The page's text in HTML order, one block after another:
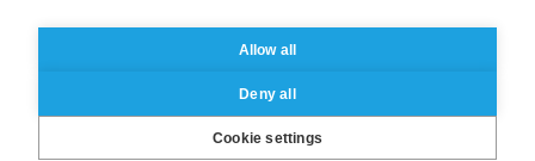
Business School
Mentions légales
des données personnelles
Allow all
Deny all
Cookie settings